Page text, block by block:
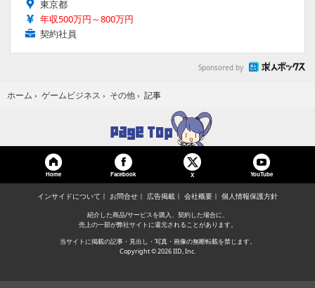
東京都
年収500万円～800万円
契約社員
Sponsored by
ホーム › ゲームビジネス › その他 › 記事
Home Facebook X YouTube
インサイドについて お問合せ 広告掲載 会社概要 個人情報保護方針
紹介した商品/サービスを購入、契約した場合に、
売上の一部が弊社サイトに還元されることがあります。
当サイトに掲載の記事・見出し・写真・画像の無断転載を禁じます。
Copyright © 2026 IID, Inc.